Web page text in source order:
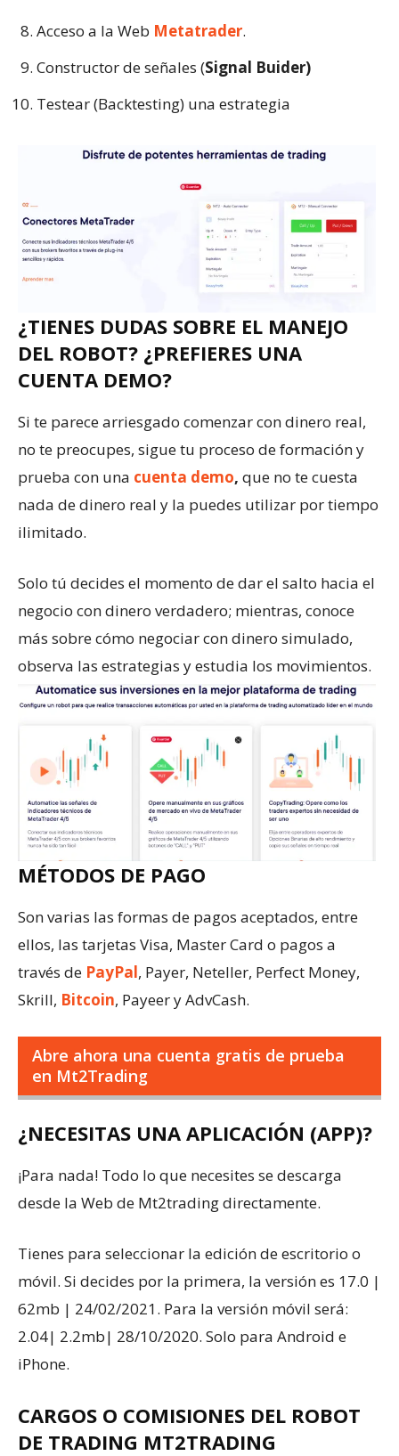
Acceso a la Web Metatrader.
Constructor de señales (Signal Buider)
Testear (Backtesting) una estrategia
¿TIENES DUDAS SOBRE EL MANEJO
DEL ROBOT? ¿PREFIERES UNA
CUENTA DEMO?
Si te parece arriesgado comenzar con dinero real,
no te preocupes, sigue tu proceso de formación y
prueba con una cuenta demo, que no te cuesta
nada de dinero real y la puedes utilizar por tiempo
ilimitado.
Solo tú decides el momento de dar el salto hacia el
negocio con dinero verdadero; mientras, conoce
más sobre cómo negociar con dinero simulado,
observa las estrategias y estudia los movimientos.
MÉTODOS DE PAGO
Son varias las formas de pagos aceptados, entre
ellos, las tarjetas Visa, Master Card o pagos a
través de PayPal, Payer, Neteller, Perfect Money,
Skrill, Bitcoin, Payeer y AdvCash.
Abre ahora una cuenta gratis de prueba
en Mt2Trading
¿NECESITAS UNA APLICACIÓN (APP)?
¡Para nada! Todo lo que necesites se descarga
desde la Web de Mt2trading directamente.
Tienes para seleccionar la edición de escritorio o
móvil. Si decides por la primera, la versión es 17.0 |
62mb | 24/02/2021. Para la versión móvil será:
2.04| 2.2mb| 28/10/2020. Solo para Android e
iPhone.
CARGOS O COMISIONES DEL ROBOT
DE TRADING MT2TRADING